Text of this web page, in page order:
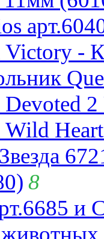
Victory -
Wild
8
и